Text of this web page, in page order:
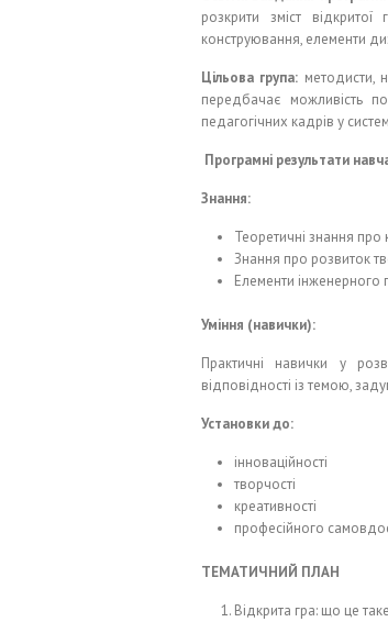
розкрити зміст
конструювання, елементи
Цільова група: методисти,
передбачає можливість
педагогічних кадрів у
Програмні результати
Знання:
Теоретичні знання про
Знання про розвиток
Елементи інженерного
Уміння (навички):
Практичні навички у
відповідності із темою,
Установки до:
інноваційності
творчості
креативності
професійного
ТЕМАТИЧНИЙ ПЛАН
Відкрита гра: що це